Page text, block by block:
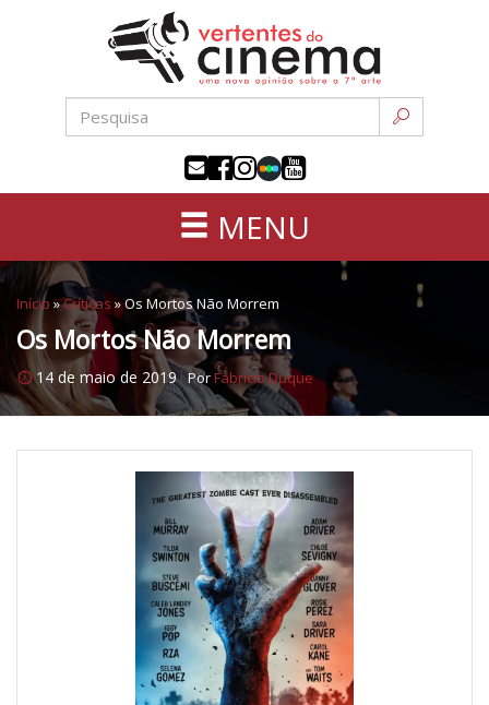
conteúdo
sétima
MENU
Início »Críticas »Os Mortos Não Morrem
Os Mortos Não Morrem
14 de maio de 2019 PorFabricio Duque